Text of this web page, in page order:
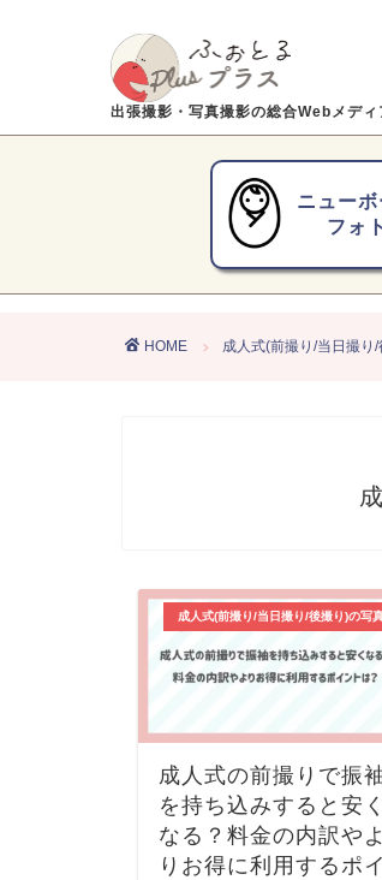
出張撮影・写真撮影の総合Webメディ
ニューボ
フォト
HOME 成人式(前撮り/当日撮り
成人式(前撮り/当日撮り/後撮り)の写
成人式の前撮りで振
を持ち込みすると安く
なる？料金の内訳やよ
りお得に利用するポイ